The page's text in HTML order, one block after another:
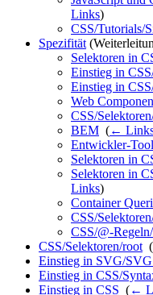
Links)
CSS/Tutorials/
Spezifität
Selektoren in
Einstieg in
Einstieg in
Web
CSS/
BEM (←
Entwickler-
Selektoren in
Selektoren in
Links)
Container
CSS/
CSS/@-
CSS/Selektoren/root (
Einstieg in SVG/
Einstieg in CSS/
Einstieg in CSS (←